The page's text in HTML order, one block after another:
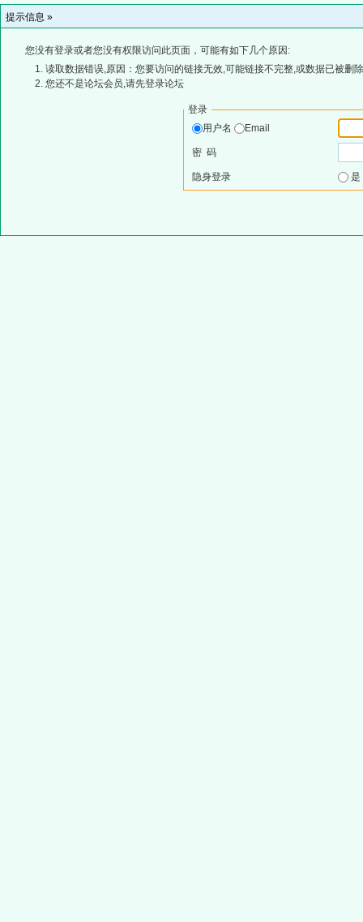
提示信息 »
您没有登录或者您没有权限访问此页面，可能有如下几个原因:
读取数据错误,原因：您要访问的链接无效,可能链接不完整,或数据已被删
您还不是论坛会员,请先登录论坛
登录
用户名
Email
密 码
隐身登录